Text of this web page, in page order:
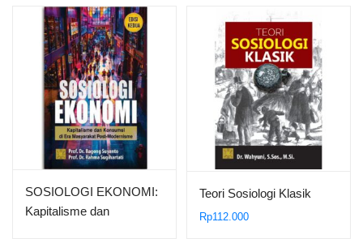
SOSIOLOGI EKONOMI:
Kapitalisme dan
Teori Sosiologi Klasik
Rp112.000